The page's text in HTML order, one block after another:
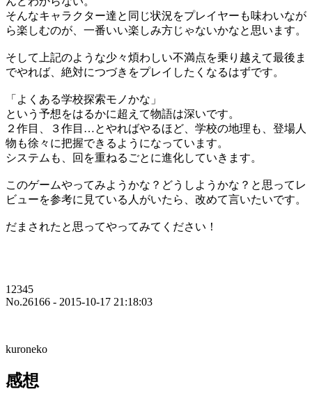
そんなキャラクター達と同じ状況をプレイヤーも味わいなが
ら楽しむのが、一番いい楽しみ方じゃないかなと思います。
そして上記のような少々煩わしい不満点を乗り越えて最後ま
でやれば、絶対につづきをプレイしたくなるはずです。
「よくある学校探索モノかな」
という予想をはるかに超えて物語は深いです。
２作目、３作目…とやればやるほど、学校の地理も、登場人
物も徐々に把握できるようになっています。
システムも、回を重ねるごとに進化していきます。
このゲームやってみようかな？どうしようかな？と思ってレ
ビューを参考に見ている人がいたら、改めて言いたいです。
だまされたと思ってやってみてください！
12345
No.26166 - 2015-10-17 21:18:03
kuroneko
感想